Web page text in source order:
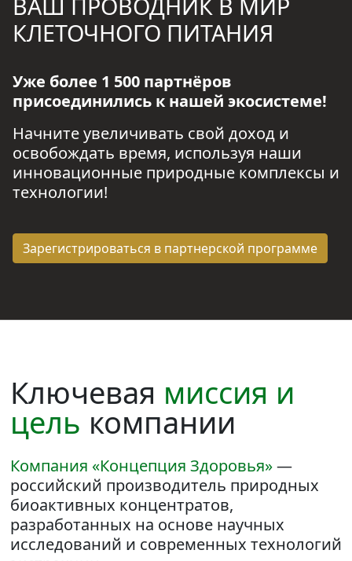
КЛЕТОЧНОГО ПИТАНИЯ
Уже более 1 500 партнёров
присоединились к нашей экосистеме!
Начните увеличивать свой доход и
освобождать время, используя наши
инновационные природные комплексы и
технологии!
Зарегистрироваться в партнерской программе
Ключевая миссия и
цель компании
Компания «Концепция Здоровья»—
российский производитель природных
биоактивных концентратов,
разработанных на основе научных
исследований и современных технологий